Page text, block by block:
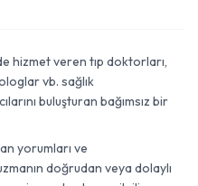
hizmet veren tıp doktorları,
vb. sağlık
buluşturan bağımsız bir
yorumları ve
doğrudan veya dolaylı